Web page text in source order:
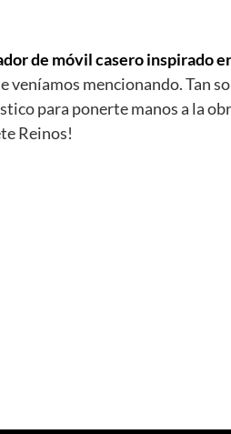
de móvil casero inspirado
mencionando. Tan
para ponerte manos a la
Reinos!